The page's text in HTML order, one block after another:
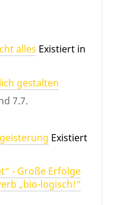
alles Existiert in
gestalten
7.7.
Existiert
- Große Erfolge
„bio-logisch!“